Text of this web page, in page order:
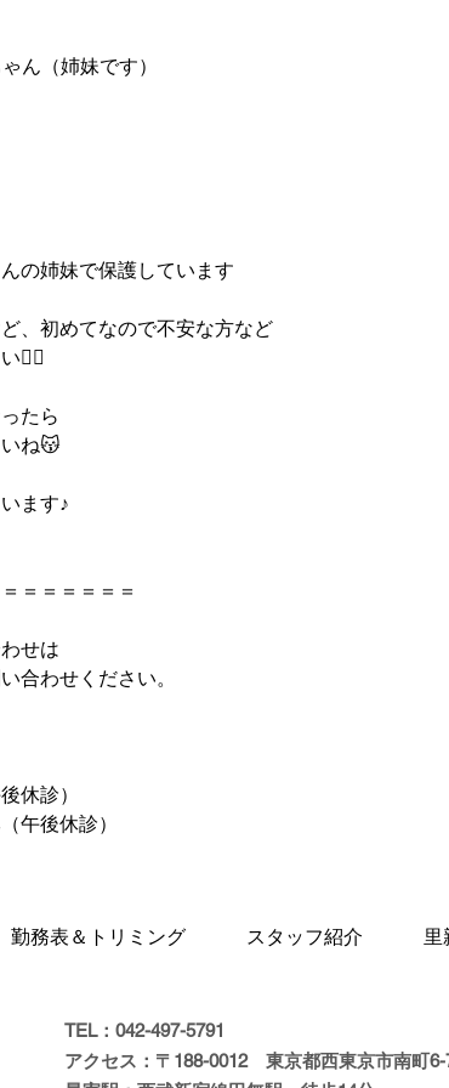
ん（姉妹です）
の姉妹で保護しています
、初めてなので不安な方など
👩‍⚕️
たら
ね😽
ます♪
＝＝＝＝＝＝
せは
合わせください。
休診）
午後休診）
勤務表＆トリミング スタッフ紹介 里
TEL：042-497-5791
​アクセス： 〒188-0012 東京都西東京市南町6-